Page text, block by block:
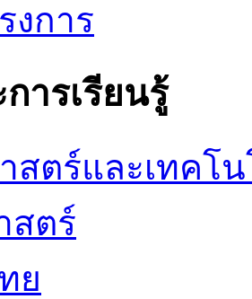
งการ
ารเรียนรู้
สตร์และเทคโ
ตร์
ย